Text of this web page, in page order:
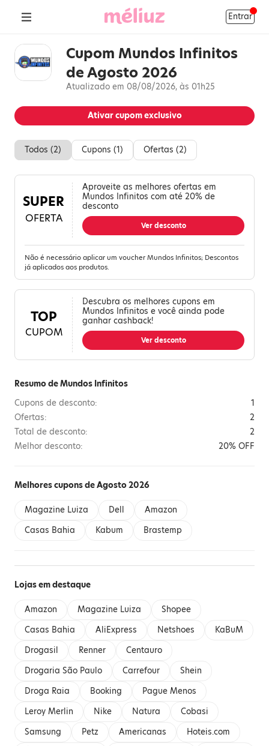
Entrar
Cupom Mundos Infinitos
de Agosto 2026
Atualizado em 08/08/2026, às 01h25
Ativar cupom exclusivo
Todos (2) Cupons (1) Ofertas (2)
SUPER
OFERTA
Aproveite as melhores ofertas em
Mundos Infinitos com até 20% de
desconto
Ver desconto
Não é necessário aplicar um voucher Mundos Infinitos; Descontos
já aplicados aos produtos.
TOP
CUPOM
Descubra os melhores cupons em
Mundos Infinitos e você ainda pode
ganhar cashback!
Ver desconto
Resumo de Mundos Infinitos
Cupons de desconto:
1
Ofertas:
2
Total de desconto:
2
Melhor desconto:
20% OFF
Melhores cupons de Agosto 2026
Magazine Luiza Dell
Amazon
Casas Bahia
Kabum Brastemp
Lojas em destaque
Amazon Magazine Luiza
Shopee
Casas Bahia
AliExpress Netshoes
KaBuM
Drogasil
Renner
Centauro
Drogaria São Paulo
Carrefour
Shein
Droga Raia
Booking
Pague Menos
Leroy Merlin
Nike Natura
Cobasi
Samsung
Petz Americanas
Hoteis.com